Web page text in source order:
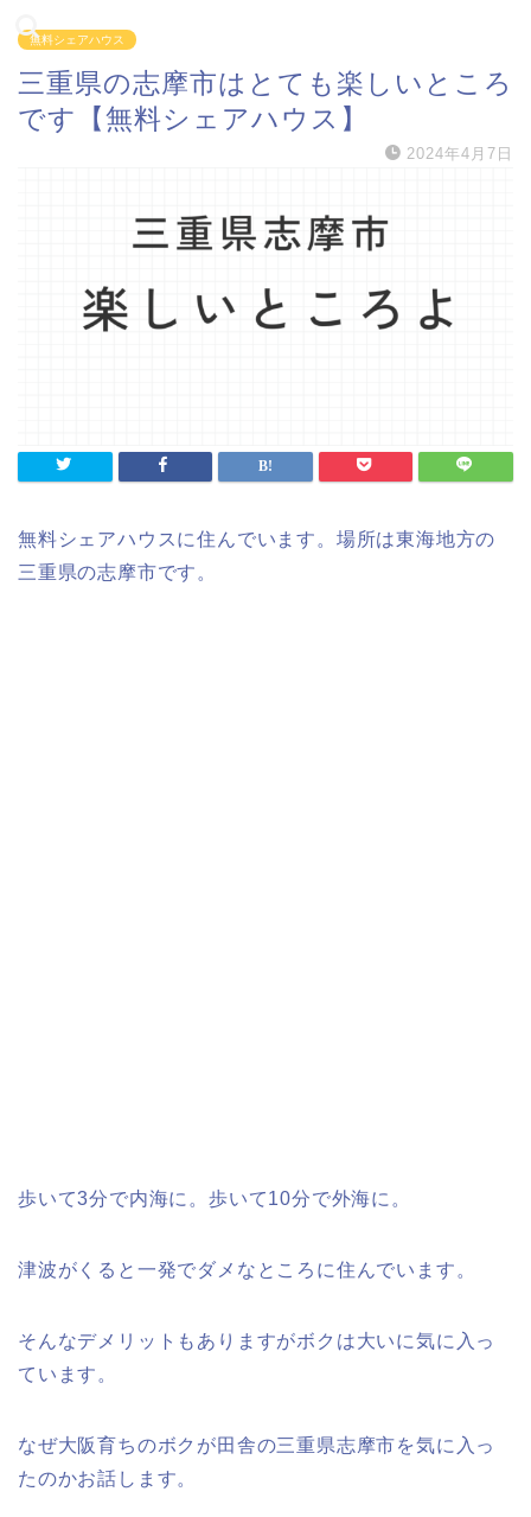
無料シェアハウス
三重県の志摩市はとても楽しいところ
です【無料シェアハウス】
2024年4月7日
無料シェアハウスに住んでいます。場所は東海地方の
三重県の志摩市です。
歩いて3分で内海に。歩いて10分で外海に。
津波がくると一発でダメなところに住んでいます。
そんなデメリットもありますがボクは大いに気に入っ
ています。
なぜ大阪育ちのボクが田舎の三重県志摩市を気に入っ
たのかお話します。